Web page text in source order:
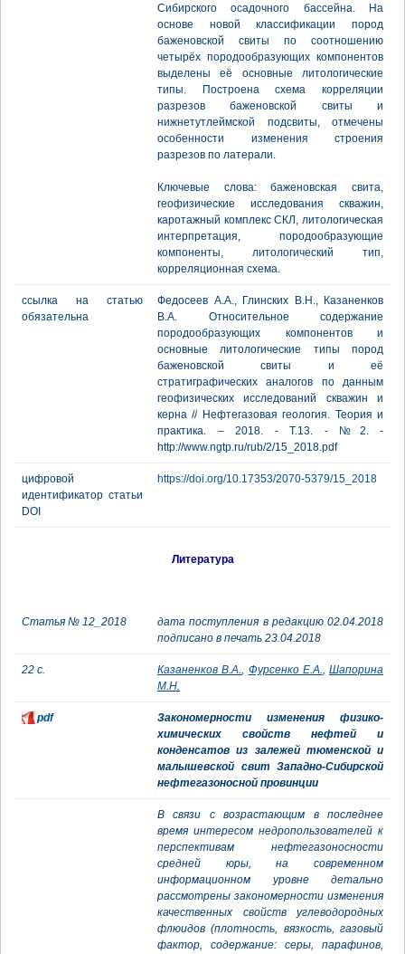
Сибирского осадочного бассейна. На
основе новой классификации пород
баженовской свиты по соотношению
четырёх породообразующих компонентов
выделены её основные литологические
типы. Построена схема корреляции
разрезов баженовской свиты и
нижнетутлеймской подсвиты, отмечены
особенности изменения строения
разрезов по латерали.
Ключевые слова: баженовская свита,
геофизические исследования скважин,
каротажный комплекс СКЛ, литологическая
интерпретация, породообразующие
компоненты, литологический тип,
корреляционная схема.
ссылка на статью
обязательна
Федосеев А.А., Глинских В.Н., Казаненков
В.А. Относительное содержание
породообразующих компонентов и
основные литологические типы пород
баженовской свиты и её
стратиграфических аналогов по данным
геофизических исследований скважин и
керна // Нефтегазовая геология. Теория и
практика. – 2018. - Т.13. - №2. -
http://www.ngtp.ru/rub/2/15_2018.pdf
цифровой
идентификатор статьи
DOI
https://doi.org/10.17353/2070-5379/15_2018
Литература
Статья № 12_2018
дата поступления в редакцию 02.04.2018
подписано в печать 23.04.2018
22 с. Казаненков В.А., Фурсенко Е.А., Шапорина
М.Н.
pdf
Закономерности изменения физико-
химических свойств нефтей и
конденсатов из залежей тюменской и
малышевской свит Западно-Сибирской
нефтегазоносной провинции
В связи с возрастающим в последнее
время интересом недропользователей к
перспективам нефтегазоносности
средней юры, на современном
информационном уровне детально
рассмотрены закономерности изменения
качественных свойств углеводородных
флюидов (плотность, вязкость, газовый
фактор, содержание: серы, парафинов,